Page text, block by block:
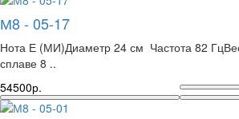
М8 - 05-17
Нота Е (МИ)Диаметр 24 см Частота 82
сплаве 8 ..
54500р.